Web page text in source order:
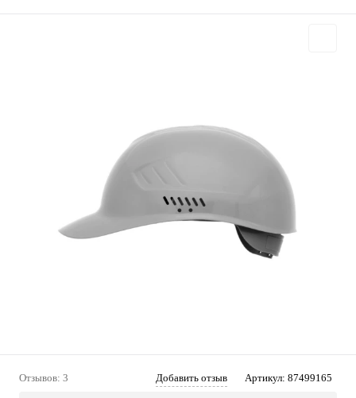
Отзывов: 3 Добавить отзыв Артикул: 87499165